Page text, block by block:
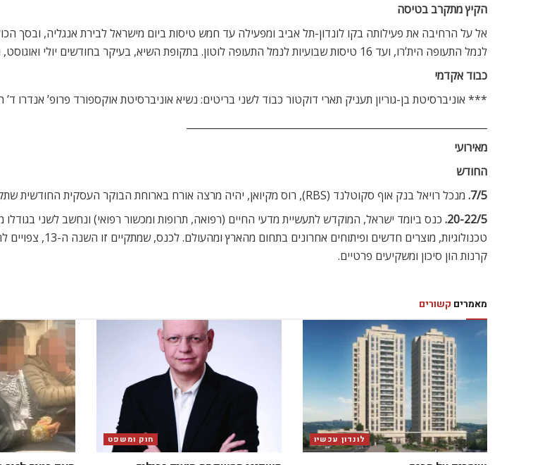
הקיץ מתקרב בטיסה
לנמל התעופה הית’רו, ועד 16 טיסות שבועיות לנמל התעופה לוטון. בתקופת השיא, בעיקר בחודשים יולי ואוגוסט, תתווסף טיסה יומית נוספת בימים א’-ד’.
כבוד אקדמי
*** אוניברסיטת בן-גוריון תעניק תארי דוקטור כבוד לשני בריטים: נשיא אוניברסיטת אוקספורד פרופ’ אנדרו ד’
מאירועי
החודש
7/5. מנכל רויאל בנק אוף סקוטלנד (RBS), רוס מקיואן, יהיה מרצה אורח בארוחת הבוקר העסקית החודשית שתקיים לשכת המסחר ישראל-בריטניה.
20-22/5. כנס ביומד ישראל, המוקדש לתעשיית מדעי החיים (רפואה, תרופות ומכשור רפואי) ונחשב לשני
קרנות הון סיכון ומשקיעים פרטיים.
מאמרים קשורים
לונדון עכשיו חוק ומשפט